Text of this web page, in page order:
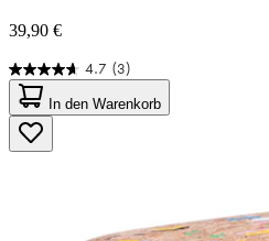
39,90 €
4.7 (3)
4.7
von
5
Sternen.
3
In den Warenkorb